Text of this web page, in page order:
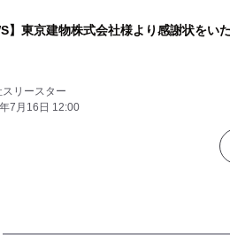
】東京建物株式会社様より感謝状をい
リースター
7月16日 12:00